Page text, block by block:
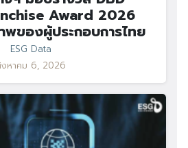
Award 2026
พของผู้ประกอบการไทย
ESG Data
หาคม 6, 2026